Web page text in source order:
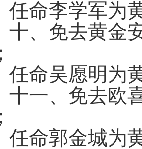
李学军为黄
免去黄金安
吴愿明为黄
、免去欧喜
郭金城为黄